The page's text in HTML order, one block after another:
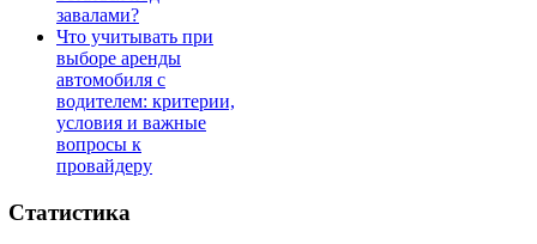
завалами?
Что учитывать при
выборе аренды
автомобиля с
водителем: критерии,
условия и важные
вопросы к
провайдеру
Статистика